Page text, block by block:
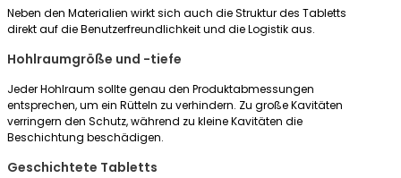
Neben den Materialien wirkt sich auch die Struktur des Tabletts
direkt auf die Benutzerfreundlichkeit und die Logistik aus.
Hohlraumgröße und -tiefe
Jeder Hohlraum sollte genau den Produktabmessungen
entsprechen, um ein Rütteln zu verhindern. Zu große Kavitäten
verringern den Schutz, während zu kleine Kavitäten die
Beschichtung beschädigen.
Geschichtete Tabletts